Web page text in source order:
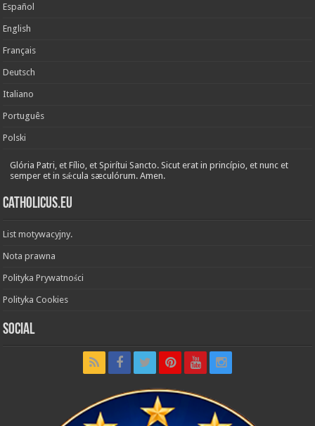
Español
English
Français
Deutsch
Italiano
Português
Polski
Glória Patri, et Fílio, et Spirítui Sancto. Sicut erat in princípio, et nunc et
semper et in sǽcula sæculórum. Amen.
Catholicus.eu
List motywacyjny.
Nota prawna
Polityka Prywatności
Polityka Cookies
Social